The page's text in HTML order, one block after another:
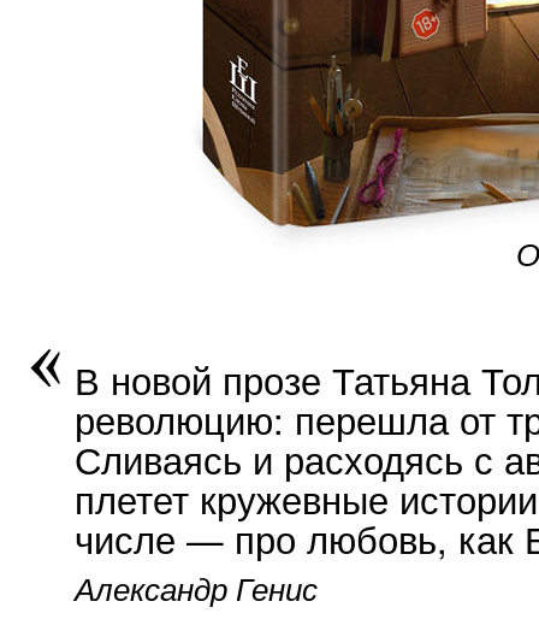
В новой прозе Татьяна
революцию: перешла от
Сливаясь и расходясь с
плетет кружевные
числе — про любовь, как
Александр Генис